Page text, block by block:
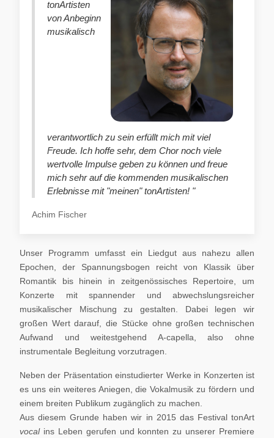
tonArtisten
von Anbeginn
musikalisch
verantwortlich zu sein erfüllt mich mit viel
Freude. Ich hoffe sehr, dem Chor noch viele
wertvolle Impulse geben zu können und freue
mich sehr auf die kommenden musikalischen
Erlebnisse mit "meinen" tonArtisten! "
Achim Fischer
Unser Programm umfasst ein Liedgut aus nahezu allen
Epochen, der Spannungsbogen reicht von Klassik über
Romantik bis hinein in zeitgenössisches Repertoire, um
Konzerte mit spannender und abwechslungsreicher
musikalischer Mischung zu gestalten. Dabei legen wir
großen Wert darauf, die Stücke ohne großen technischen
Aufwand und weitestgehend A-capella, also ohne
instrumentale Begleitung vorzutragen.
Neben der Präsentation einstudierter Werke in Konzerten ist
es uns ein weiteres Aniegen, die Vokalmusik zu fördern und
einem breiten Publikum zugänglich zu machen.
Aus diesem Grunde haben wir in 2015 das Festival tonArt
vocal ins Leben gerufen und konnten zu unserer Premiere